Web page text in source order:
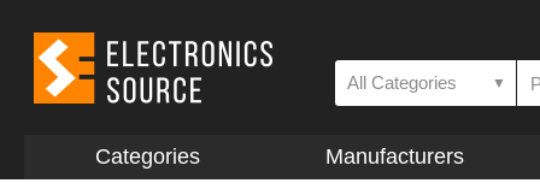
All Categories ▼
Categories Manufacturers